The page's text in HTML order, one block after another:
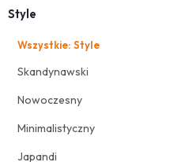
Style
Wszystkie: Style
Skandynawski
Nowoczesny
Minimalistyczny
Japandi